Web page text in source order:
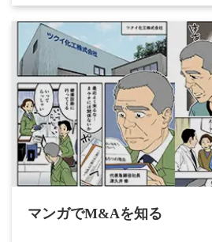
マンガでM&Aを知る​